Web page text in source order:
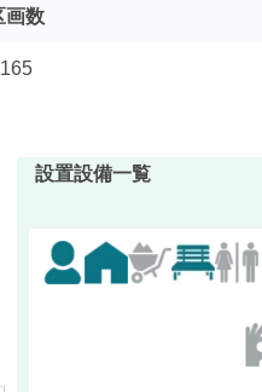
画数
165
設置設備一覧